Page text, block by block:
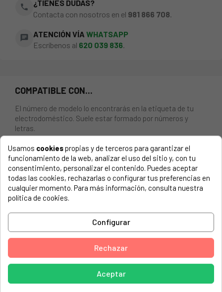
phone
¿TIENES DUDAS?
Contacta con nosotros en el 981 866 708
chat ATENCIÓN VÍA WHATSAPP
Escríbenos al 620 039 836.
COMPATIBLE CON...
El número de modelo lo encontrarás en la etiqueta de tu
electrodoméstico. Suele estar formado por números y
letras.
TAPETA QUEMADOR COCINA DE GAS FAGOR Nº3, 89 MM.
ASPES, 2AI -4G X BUT
ASPES, 2AI -4GSX NAT
ASPES, 4CA -40SP BUT
ASPES, 4CA30BUT 920020700
ASPES, 4CA30NAT 920020719
Usamos cookiespropias y de terceros para garantizar el
funcionamiento de la web, analizar el uso del sitio y, con tu
consentimiento, personalizar el contenido. Puedes aceptar
todas las cookies, rechazarlas o configurar tus preferencias en
cualquier momento. Para más información, consulta nuestra
política de cookies.
Configurar
Rechazar
Aceptar